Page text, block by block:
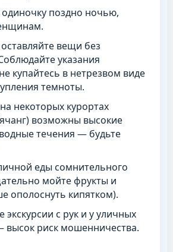
одиночку поздно ночью,
вещи без
указания
купайтесь в нетрезвом виде
темноты.
на некоторых курортах
возможны высокие
течения — будьте
еды сомнительного
мойте фрукты и
ополоснуть кипятком).
экскурсии с рук и у уличных
высок риск мошенничества.